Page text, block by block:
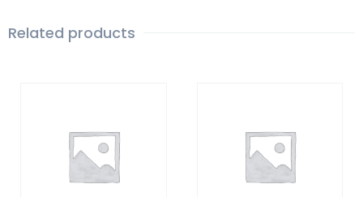
Related products